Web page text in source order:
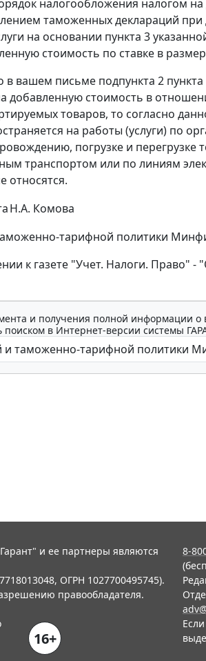
налогообложения налогом
таможенных деклараций
на основании пункта 3
стоимость по ставке в
в вашем письме подпункта 2
добавленную стоимость в
товаров, то согласно
на работы (услуги) по
погрузке и
транспортом или по линиям
относятся.
Н.А. Комова
тарифной политики
к газете "Учет. Налоги. Право"
и получения полной информации
поиском в Интернет-версии системы
и ее партнеры являются
ОГРН 1027700495745).
правообладателя.
16+
8-